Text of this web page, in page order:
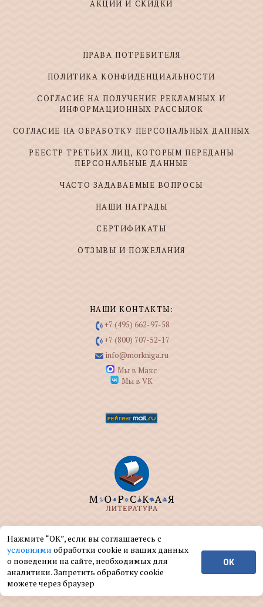
АКЦИИ И СКИДКИ
ПРАВА ПОТРЕБИТЕЛЯ
ПОЛИТИКА КОНФИДЕНЦИАЛЬНОСТИ
СОГЛАСИЕ НА ПОЛУЧЕНИЕ РЕКЛАМНЫХ И
ИНФОРМАЦИОННЫХ РАССЫЛОК
СОГЛАСИЕ НА ОБРАБОТКУ ПЕРСОНАЛЬНЫХ ДАННЫХ
РЕЕСТР ТРЕТЬИХ ЛИЦ, КОТОРЫМ ПЕРЕДАНЫ
ПЕРСОНАЛЬНЫЕ ДАННЫЕ
ЧАСТО ЗАДАВАЕМЫЕ ВОПРОСЫ
НАШИ НАГРАДЫ
СЕРТИФИКАТЫ
ОТЗЫВЫ И ПОЖЕЛАНИЯ
НАШИ КОНТАКТЫ:
+7 (495) 662-97-58
+7 (800) 707-52-17
info@morkniga.ru
Мы в Макс
Мы в VK
ООО "МОРКНИГА" занимается изданием и
реализацией книг на морскую тематику.
© ООО "МОРКНИГА", 2004 — 2026 г.
Нажмите “ОК”, если вы соглашаетесь с
условиями обработки cookie и ваших данных
о поведении на сайте, необходимых для
аналитики. Запретить обработку cookie
можете через браузер
ОК